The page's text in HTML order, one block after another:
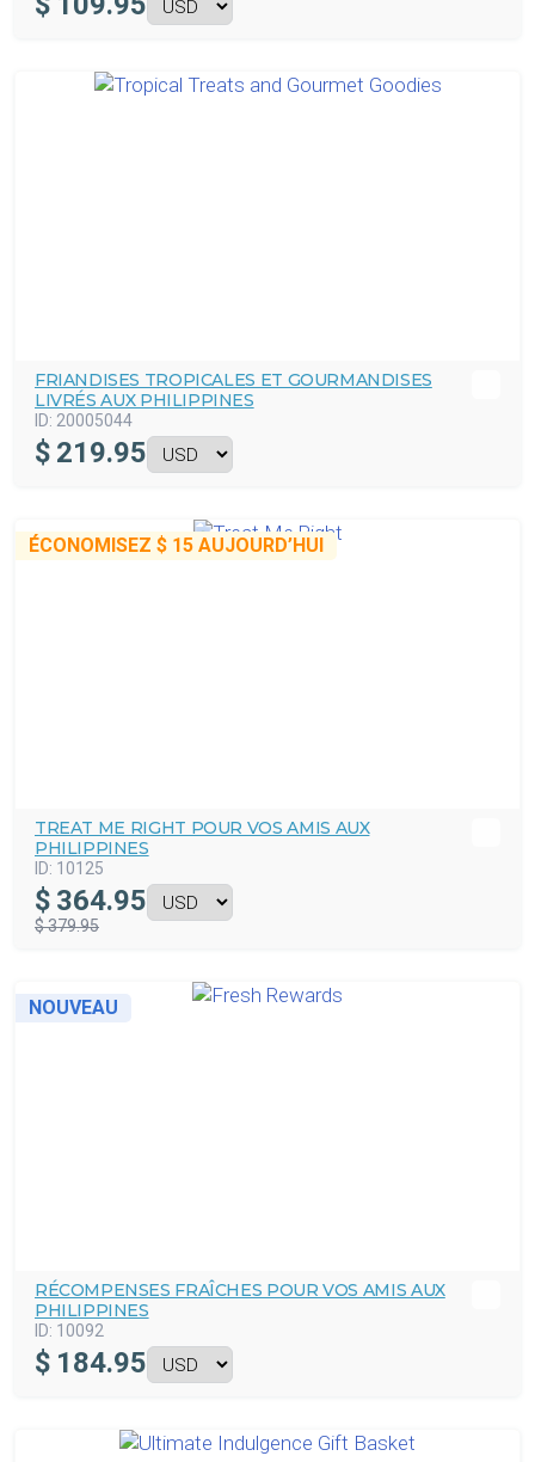
FRIANDISES TROPICALES ET GOURMANDISES
LIVRÉS AUX PHILIPPINES
ID: 20005044
$ 219.95
ÉCONOMISEZ $ 15 AUJOURD’HUI
TREAT ME RIGHT POUR VOS AMIS AUX
PHILIPPINES
ID: 10125
$ 364.95
$ 379.95
NOUVEAU
RÉCOMPENSES FRAÎCHES POUR VOS AMIS AUX
PHILIPPINES
ID: 10092
$ 184.95